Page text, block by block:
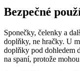
Bezpečné
Sponečky, čelenky a
doplňky, ne hračky. U
doplňky pod dohledem
na spaní, protože